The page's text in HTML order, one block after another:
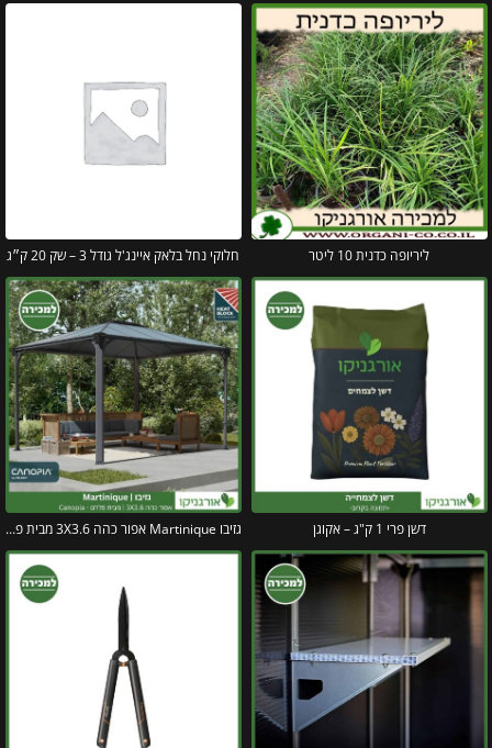
ליריופה כדנית 10 ליטר חלוקי נחל בלאק איינג'ל גודל 3 – שק 20 ק״ג
דשן פרי 1 ק"ג – אקוגן גזיבו Martinique אפור כהה 3X3.6 מבית פלרם – Canopia